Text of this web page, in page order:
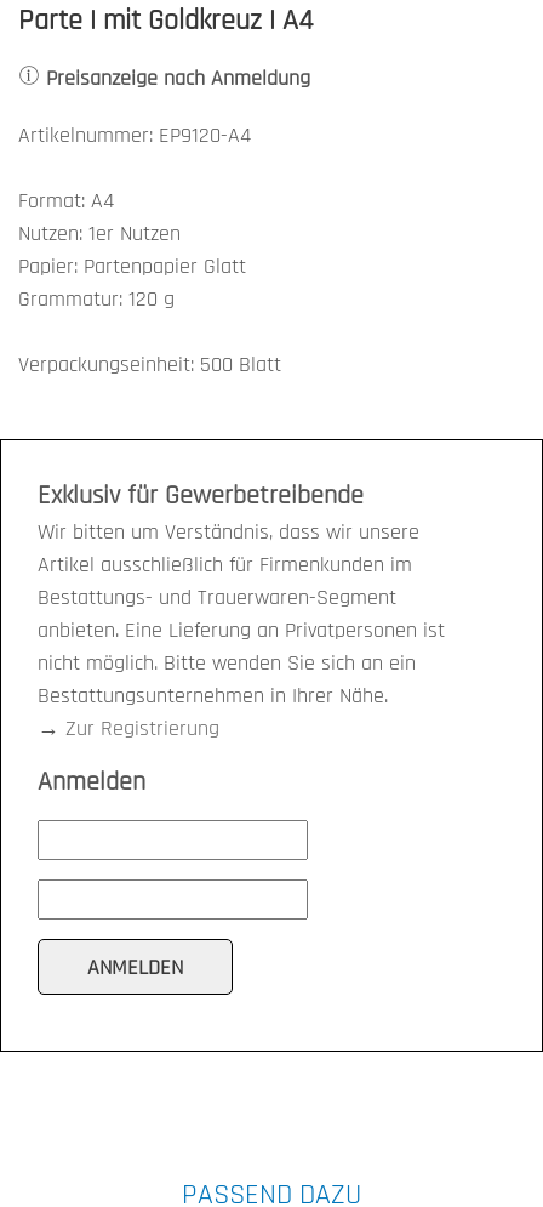
Parte | mit Goldkreuz | A4
Preisanzeige nach Anmeldung
Artikelnummer: EP9120-A4
Format: A4
Nutzen: 1er Nutzen
Papier: Partenpapier Glatt
Grammatur: 120 g
Verpackungseinheit: 500 Blatt
Exklusiv für Gewerbetreibende
Wir bitten um Verständnis, dass wir unsere
Artikel ausschließlich für Firmenkunden im
Bestattungs- und Trauerwaren-Segment
anbieten. Eine Lieferung an Privatpersonen ist
nicht möglich. Bitte wenden Sie sich an ein
Bestattungsunternehmen in Ihrer Nähe.
→ Zur Registrierung
Anmelden
PASSEND DAZU